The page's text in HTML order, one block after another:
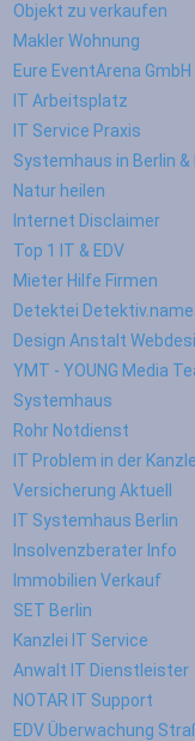
Objekt zu verkaufen
Makler Wohnung
Eure EventArena GmbH
IT Arbeitsplatz
IT Service Praxis
Systemhaus in Berlin &
Natur heilen
Internet Disclaimer
Top 1 IT & EDV
Mieter Hilfe Firmen
Detektei Detektiv.name
Design Anstalt
YMT - YOUNG Media
Systemhaus
Rohr Notdienst
IT Problem in der
Versicherung Aktuell
IT Systemhaus Berlin
Insolvenzberater Info
Immobilien Verkauf
SET Berlin
Kanzlei IT Service
Anwalt IT Dienstleister
NOTAR IT Support
EDV Überwachung